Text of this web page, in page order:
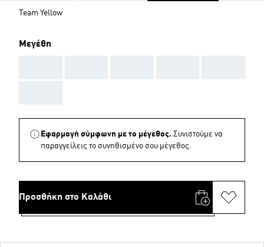
Team Yellow
Μεγέθη
Εφαρμογή σύμφωνη με το μέγεθος. Συνιστούμε να
παραγγείλεις το συνηθισμένο σου μέγεθος.
Προσθήκη στο Καλάθι